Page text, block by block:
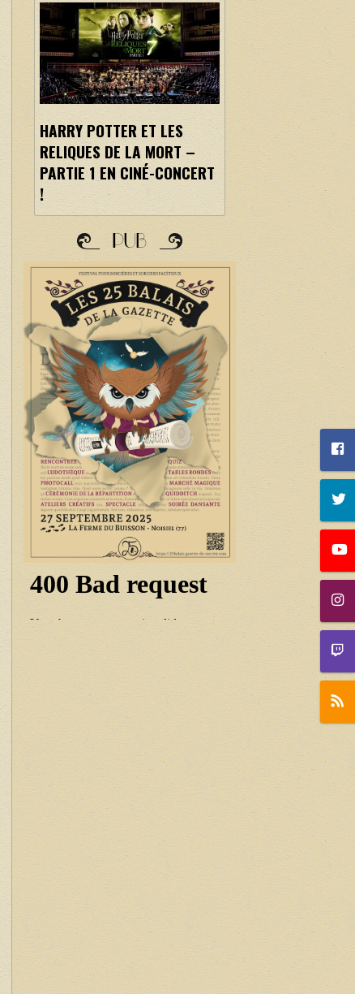
HARRY POTTER ET LES
RELIQUES DE LA MORT –
PARTIE 1 EN CINÉ-CONCERT
!
PUB